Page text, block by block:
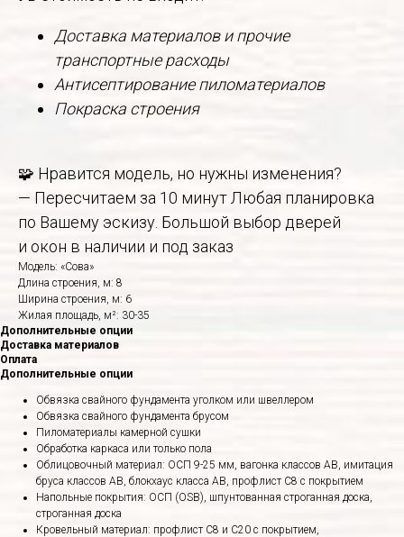
Доставка материалов и прочие
транспортные расходы
Антисептирование пиломатериалов
Покраска строения
🧩 Нравится модель, но нужны изменения?
— Пересчитаем за 10 минут Любая планировка
по Вашему эскизу. Большой выбор дверей
и окон в наличии и под заказ
Модель: «Сова»
Длина строения, м: 8
Ширина строения, м: 6
Жилая площадь, м²: 30-35
Дополнительные опции
Доставка материалов
Оплата
Дополнительные опции
Обвязка свайного фундамента уголком или швеллером
Обвязка свайного фундамента брусом
Пиломатериалы камерной сушки
Обработка каркаса или только пола
Облицовочный материал: ОСП 9-25 мм, вагонка классов АВ, имитация
бруса классов АВ, блокхаус класса АВ, профлист С8 с покрытием
Напольные покрытия: ОСП (OSB), шпунтованная строганная доска,
строганная доска
Кровельный материал: профлист С8 и С20 с покрытием,